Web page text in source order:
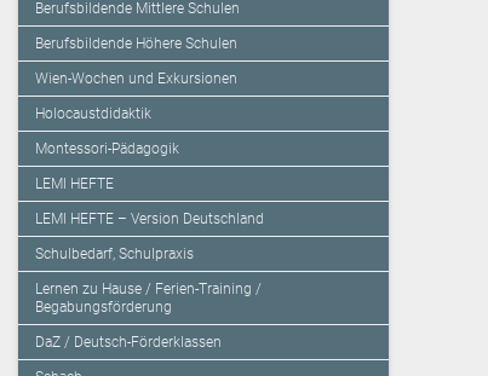
Berufsbildende Mittlere Schulen
Berufsbildende Höhere Schulen
Wien-Wochen und Exkursionen
Holocaustdidaktik
Montessori-Pädagogik
LEMI HEFTE
LEMI HEFTE – Version Deutschland
Schulbedarf, Schulpraxis
Lernen zu Hause / Ferien-Training /
Begabungsförderung
DaZ / Deutsch-Förderklassen